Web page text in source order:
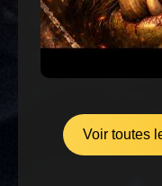
Voir toutes